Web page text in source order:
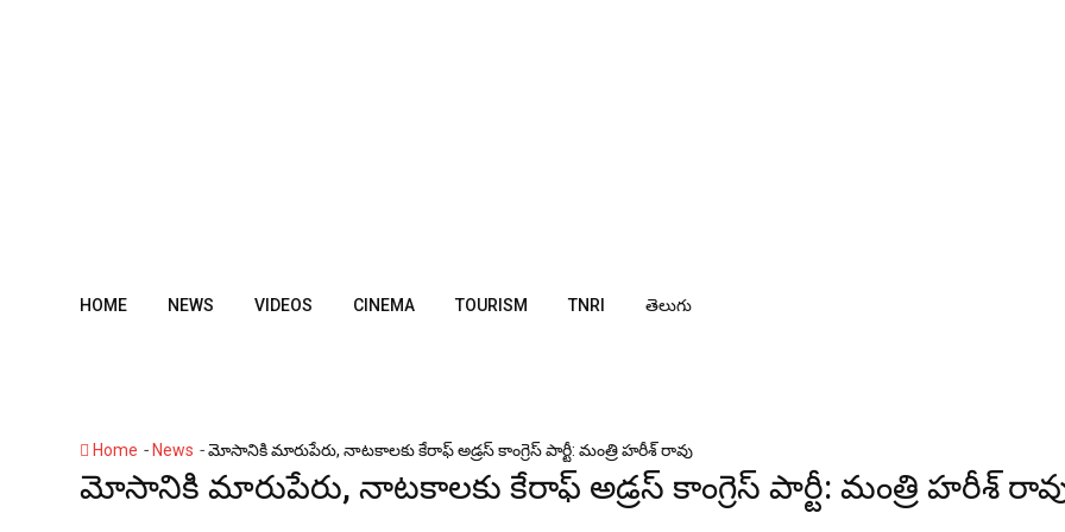
HOME NEWS VIDEOS CINEMA TOURISM TNRI తెలుగు
Home - News -మోసానికి మారుపేరు, నాటకాలకు కేరాఫ్ అడ్రస్ కాంగ్రెస్ పార్టీ: మంత్రి హరీశ్ రావు
మోసానికి మారుపేరు, నాటకాలకు కేరాఫ్ అడ్రస్ కాంగ్రెస్ పార్టీ: మంత్రి హరీశ్